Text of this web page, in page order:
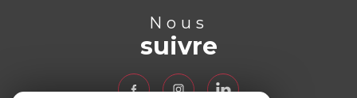
Nous
suivre